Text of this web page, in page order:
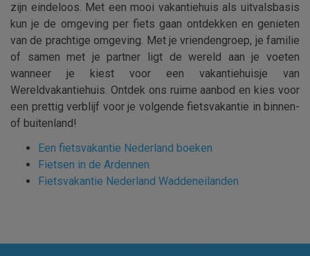
zijn eindeloos. Met een mooi vakantiehuis als uitvalsbasis
kun je de omgeving per fiets gaan ontdekken en genieten
van de prachtige omgeving. Met je vriendengroep, je familie
of samen met je partner ligt de wereld aan je voeten
wanneer je kiest voor een vakantiehuisje van
Wereldvakantiehuis. Ontdek ons ruime aanbod en kies voor
een prettig verblijf voor je volgende fietsvakantie in binnen-
of buitenland!
Een fietsvakantie Nederland boeken
Fietsen in de Ardennen
Fietsvakantie Nederland Waddeneilanden